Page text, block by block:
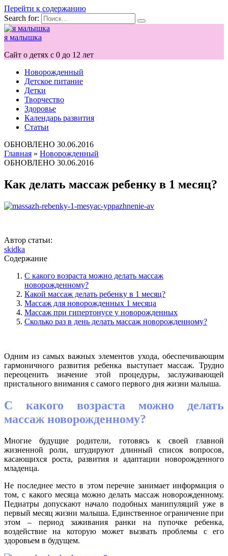
Перейти к содержанию
Search for:
я малышка
Сайт о детях с 0 до 12 лет
Новорожденный
Детское питание
Детки
Творчество
Здоровье
Календарь развития
Статьи
ОБНОВЛЕНО 30.06.2016
Главная » Новорожденный
ОБНОВЛЕНО 30.06.2016
Как делать массаж ребенку в 1 месяц?
Автор статьи:
skidka
Содержание
С какого возраста можно делать массаж
новорожденному?
Какой массаж делать ребенку в 1 месяц?
Массаж для новорожденных 1 месяца
Массаж при гипертонусе у новорожденных
Сколько раз в день делать массаж новорожденному?
Одним из самых важных элементов ухода, обеспечивающим
гармоничного развития ребенка выступает массаж. Трудно
переоценить значение этой процедуры, заслуживающей
пристального внимания с самого первого дня жизни малыша.
С какого возраста можно делать
массаж новорожденному?
Многие будущие родители, готовясь к своей главной
жизненной роли, штудируют длинный список вопросов,
касающихся роста, развития и адаптации новорожденного
младенца.
Не последнее место в этом перечне занимает информация о
том, с какого месяца можно делать массаж новорожденному.
Педиатры допускают начало подобных манипуляций уже в
первый месяц жизни малыша. Единственное ограничение при
этом – период заживания ранки на пупочке ребенка,
воздействие на которую может вызвать проблемы с его
здоровьем в будущем.